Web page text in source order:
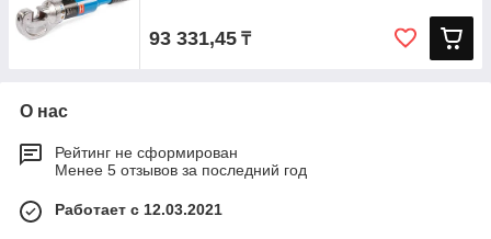
93 331,45 ₸
О нас
Рейтинг не сформирован
Менее 5 отзывов за последний год
Работает с 12.03.2021